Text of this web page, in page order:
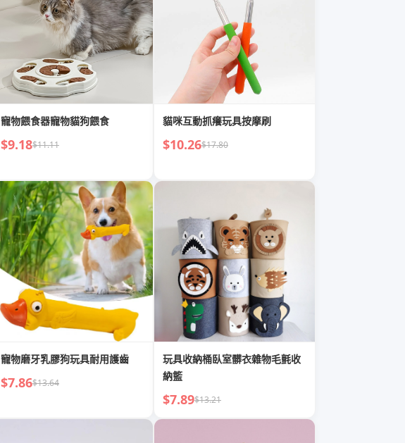
寵物餵食器寵物貓狗餵食
$9.18$11.11
貓咪互動抓癢玩具按摩刷
$10.26$17.80
寵物磨牙乳膠狗玩具耐用護齒
$7.86$13.64
玩具收納桶臥室髒衣雜物毛氈收
納籃
$7.89$13.21